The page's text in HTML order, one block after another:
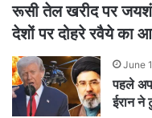
रूसी तेल खरीद पर
देशों पर दोहरे रवैये का
June
पहले
ईरान